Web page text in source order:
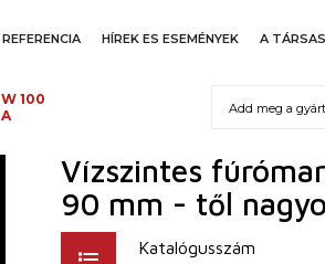
REFERENCIA HÍREK ES ESEMÉNYEK A
W 100
A
Vízszintes
90 mm - től
Katalógusszám